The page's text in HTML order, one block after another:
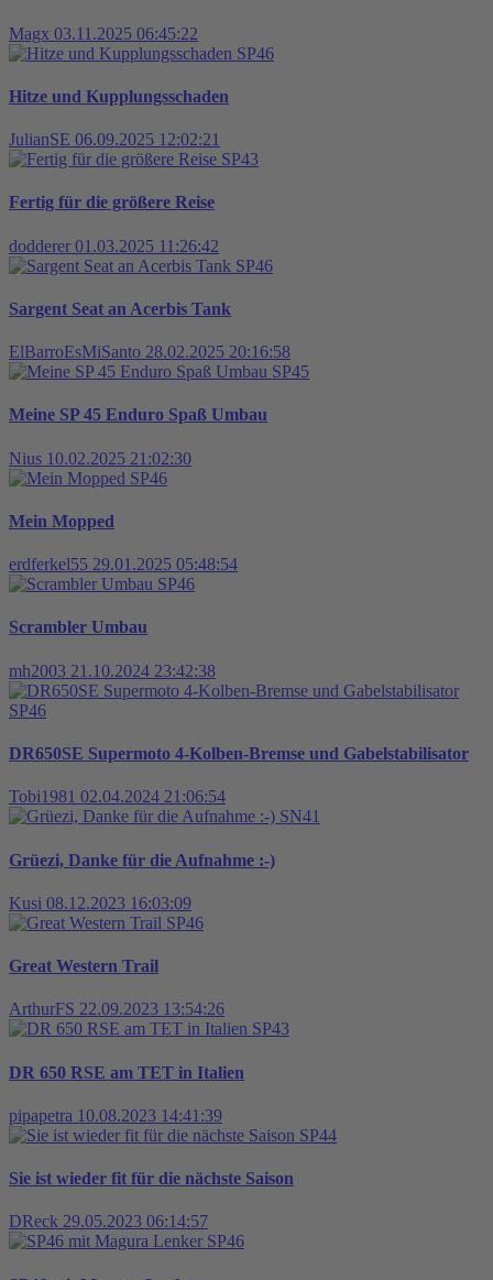
Magx 03.11.2025 06:45:22
SP46
Hitze und Kupplungsschaden
JulianSE 06.09.2025 12:02:21
SP43
Fertig für die größere Reise
dodderer 01.03.2025 11:26:42
SP46
Sargent Seat an Acerbis Tank
ElBarroEsMiSanto 28.02.2025 20:16:58
SP45
Meine SP 45 Enduro Spaß Umbau
Nius 10.02.2025 21:02:30
SP46
Mein Mopped
erdferkel55 29.01.2025 05:48:54
SP46
Scrambler Umbau
mh2003 21.10.2024 23:42:38
SP46
DR650SE Supermoto 4-Kolben-Bremse und Gabelstabilisator
Tobi1981 02.04.2024 21:06:54
SN41
Grüezi, Danke für die Aufnahme :-)
Kusi 08.12.2023 16:03:09
SP46
Great Western Trail
ArthurFS 22.09.2023 13:54:26
SP43
DR 650 RSE am TET in Italien
pipapetra 10.08.2023 14:41:39
SP44
Sie ist wieder fit für die nächste Saison
DReck 29.05.2023 06:14:57
SP46